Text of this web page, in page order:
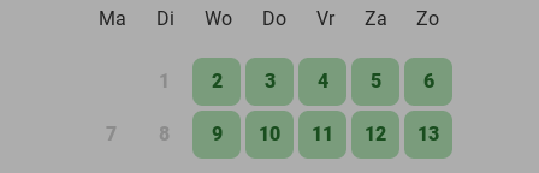
Ma
Di Wo Do Vr Za Zo
1 2 3 4 5 6
7 8 9 10 11 12 13